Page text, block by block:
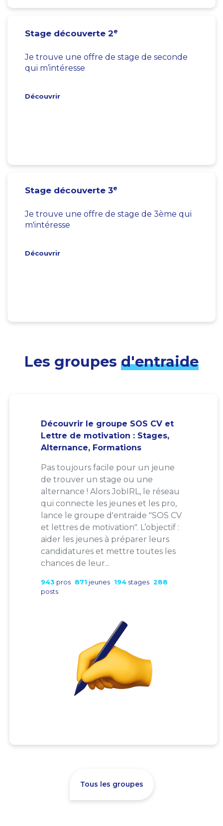
Stage découverte 2e
Je trouve une offre de stage de seconde
qui m’intéresse
Découvrir
Stage découverte 3e
Je trouve une offre de stage de 3ème qui
m'intéresse
Découvrir
Les groupes d'entraide
Découvrir le groupe SOS CV et
Lettre de motivation : Stages,
Alternance, Formations
Pas toujours facile pour un jeune
de trouver un stage ou une
alternance ! Alors JobIRL, le réseau
qui connecte les jeunes et les pro,
lance le groupe d'entraide "SOS CV
et lettres de motivation". L’objectif :
aider les jeunes à préparer leurs
candidatures et mettre toutes les
chances de leur...
943 pros 871 jeunes 194 stages 288
posts
Tous les groupes